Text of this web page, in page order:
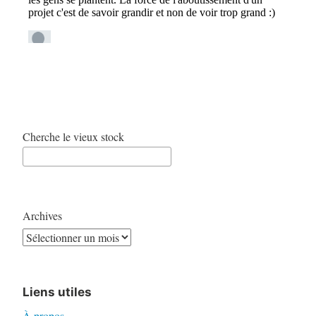
Cherche le vieux stock
Archives
Liens utiles